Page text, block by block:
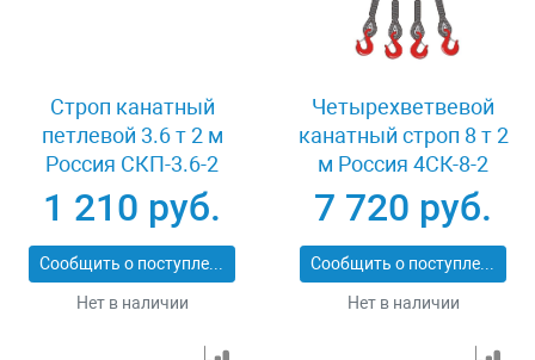
Строп канатный
петлевой 3.6 т 2 м
Россия СКП-3.6-2
1 210 руб.
Сообщить о поступлении
Нет в наличии
Четырехветвевой
канатный строп 8 т 2
м Россия 4СК-8-2
7 720 руб.
Сообщить о поступлении
Нет в наличии